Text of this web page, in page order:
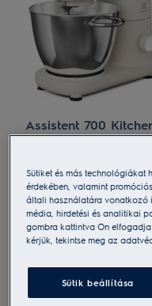
Assistent 700
konyhai robotgép
LED világítás
4 és 6 literes keverőtál
Egyéb tartozékok:
keverőszár,
Megnézem a
Sütiket és más
érdekében, valamint
általi használatára vonatkozó
média, hirdetési és analitikai
gombra kattintva Ön
kérjük, tekintse meg az
Sütik beállítása